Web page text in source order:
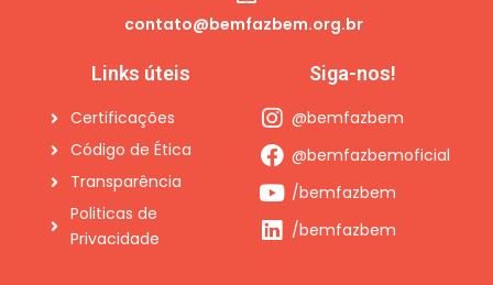
contato@bemfazbem.org.br
Links úteis
Certificações
Código de Ética
Transparência
Politicas de
Privacidade
Siga-nos!
@bemfazbem
@bemfazbemoficial
/bemfazbem
/bemfazbem